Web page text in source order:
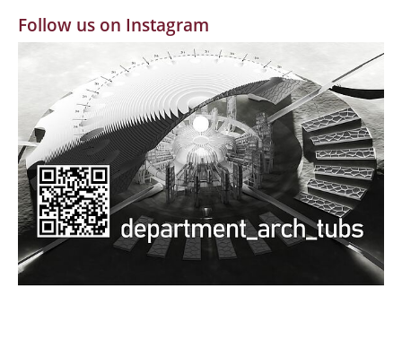
Alumni | cloud club
Documents and Downloads
Follow us on Instagram